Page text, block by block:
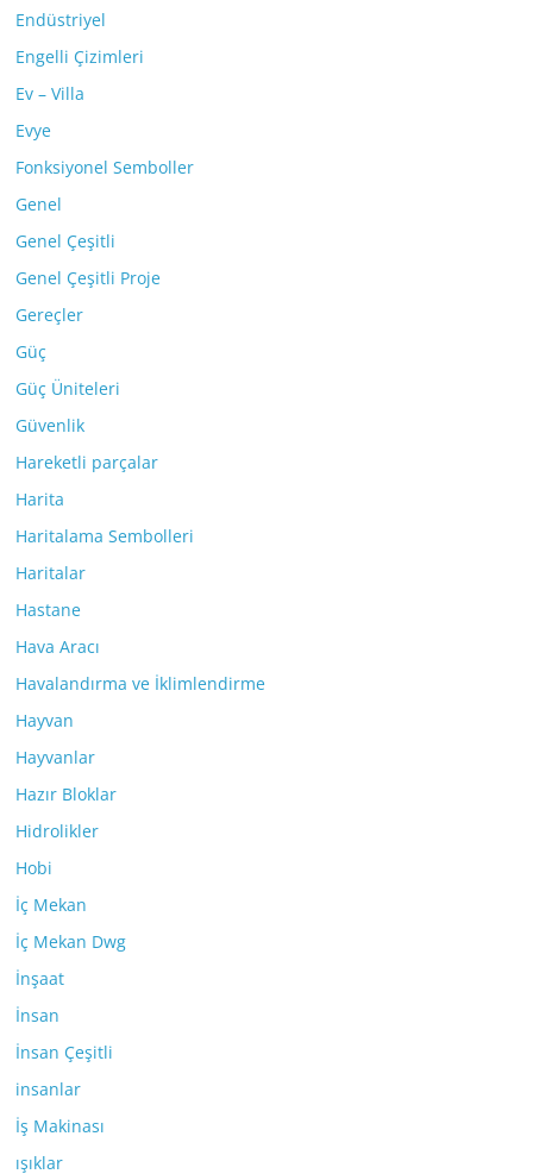
Endüstriyel
Engelli Çizimleri
Ev – Villa
Evye
Fonksiyonel Semboller
Genel
Genel Çeşitli
Genel Çeşitli Proje
Gereçler
Güç
Güç Üniteleri
Güvenlik
Hareketli parçalar
Harita
Haritalama Sembolleri
Haritalar
Hastane
Hava Aracı
Havalandırma ve İklimlendirme
Hayvan
Hayvanlar
Hazır Bloklar
Hidrolikler
Hobi
İç Mekan
İç Mekan Dwg
İnşaat
İnsan
İnsan Çeşitli
insanlar
İş Makinası
ışıklar